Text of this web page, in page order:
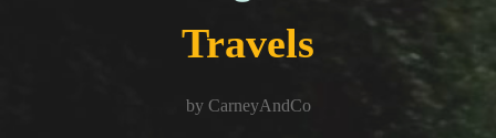
Travels
by CarneyAndCo